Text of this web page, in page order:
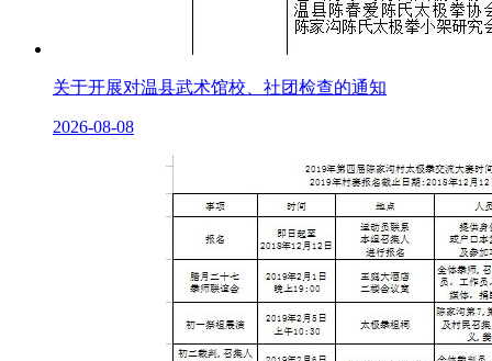
关于开展对温县武术馆校、社团检查的通知
2026-08-08